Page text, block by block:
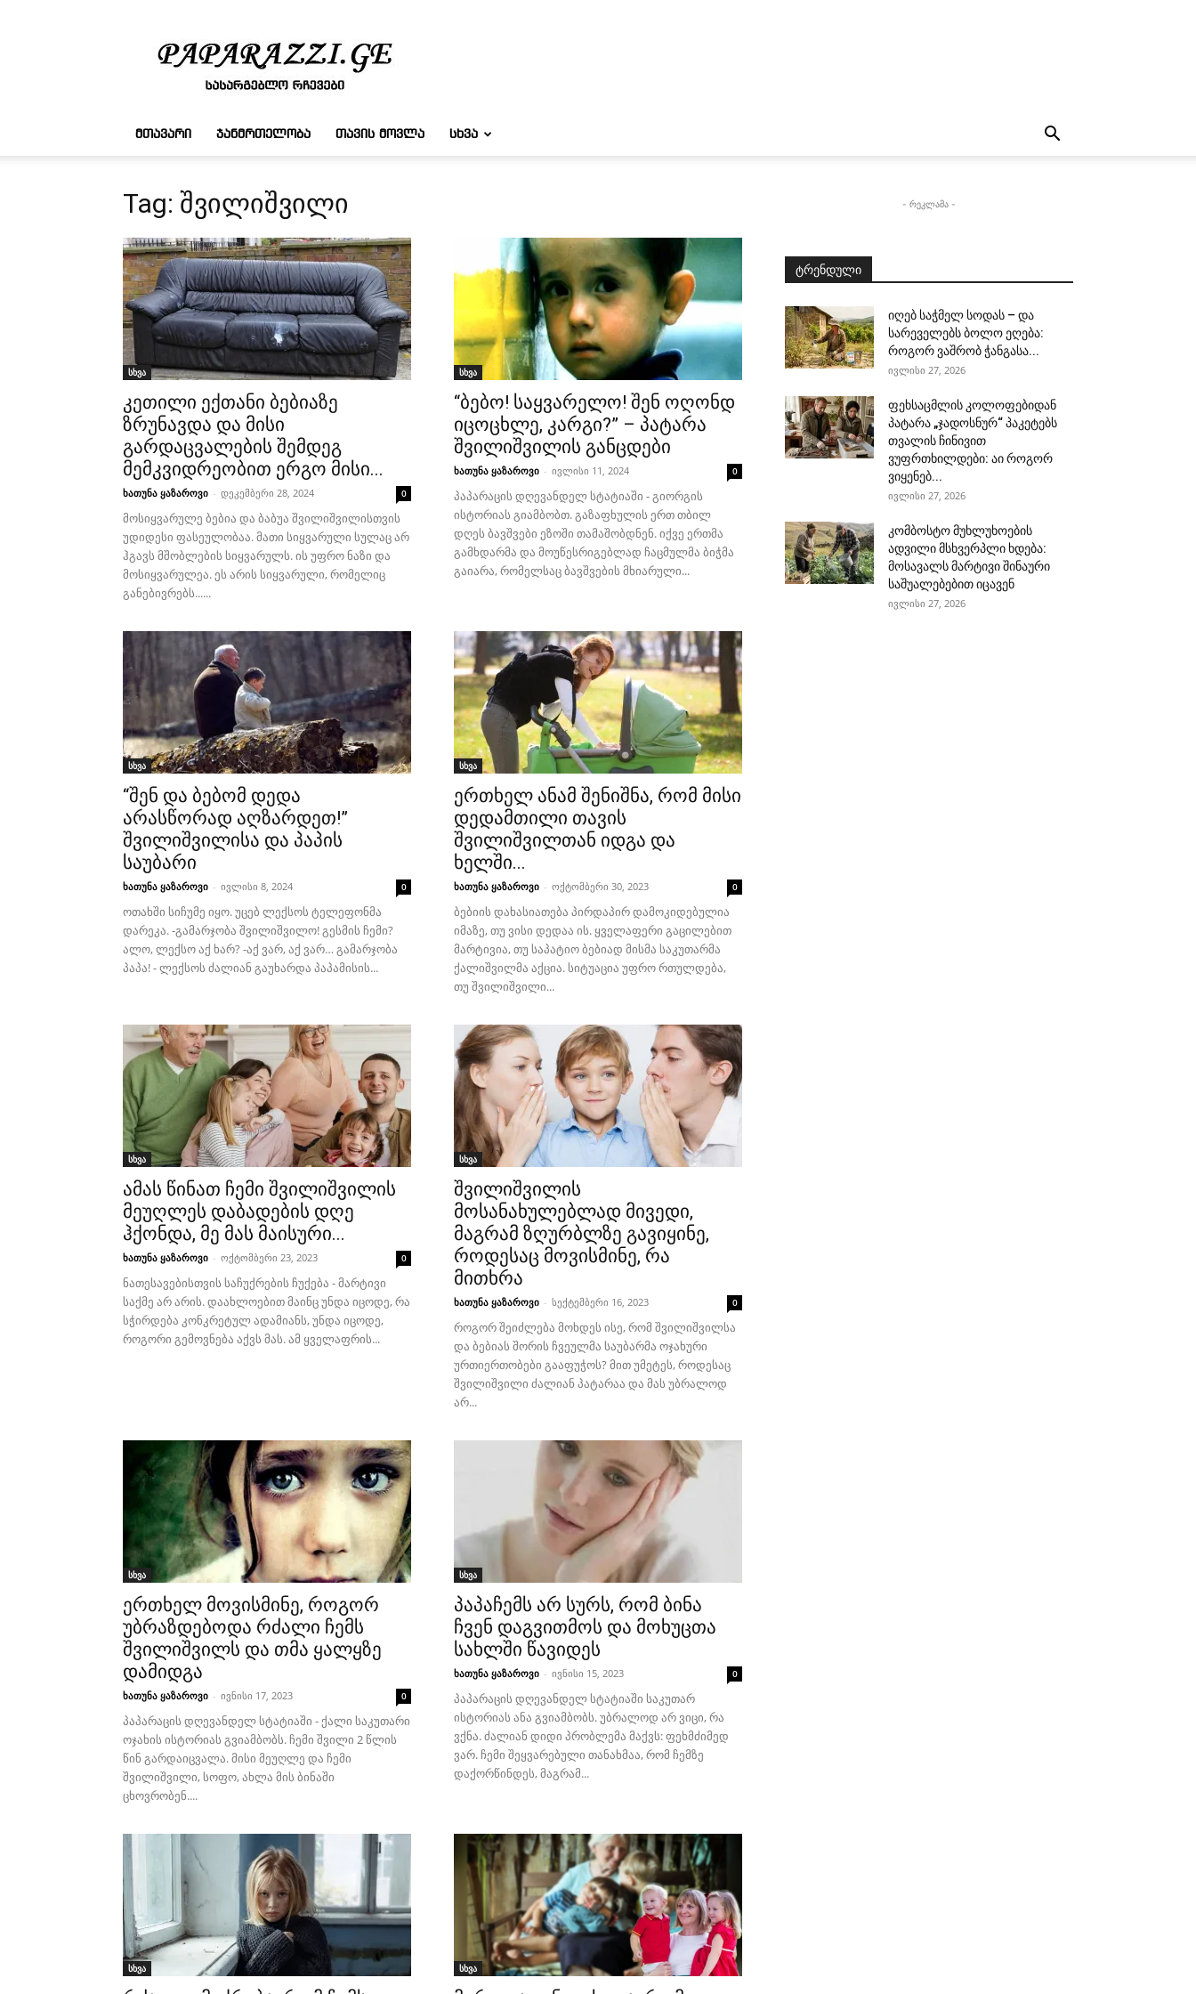
რჩევები
ᲛᲗᲐᲕᲐᲠᲘ ᲯᲐᲜᲛᲠᲗᲔᲚᲝᲑᲐ ᲗᲐᲕᲘᲡ ᲛᲝᲕᲚᲐ ᲡᲮᲕᲐ
Tag: შვილიშვილი
სხვა
კეთილი ექთანი ბებიაზე
ზრუნავდა და მისი
გარდაცვალების შემდეგ
მემკვიდრეობით ერგო მისი...
ხათუნა ყაზაროვი - დეკემბერი 28, 2024 0
მოსიყვარულე ბებია და ბაბუა შვილიშვილისთვის
უდიდესი ფასეულობაა. მათი სიყვარული სულაც არ
ჰგავს მშობლების სიყვარულს. ის უფრო ნაზი და
მოსიყვარულეა. ეს არის სიყვარული, რომელიც
განებივრებს......
სხვა
“ბებო! საყვარელო! შენ ოღონდ
იცოცხლე, კარგი?” – პატარა
შვილიშვილის განცდები
ხათუნა ყაზაროვი - ივლისი 11, 2024 0
პაპარაცის დღევანდელ სტატიაში - გიორგის
ისტორიას გიამბობთ. გაზაფხულის ერთ თბილ
დღეს ბავშვები ეზოში თამაშობდნენ. იქვე ერთმა
გამხდარმა და მოუწესრიგებლად ჩაცმულმა ბიჭმა
გაიარა, რომელსაც ბავშვების მხიარული...
სხვა
“შენ და ბებომ დედა
არასწორად აღზარდეთ!”
შვილიშვილისა და პაპის
საუბარი
ხათუნა ყაზაროვი - ივლისი 8, 2024 0
ოთახში სიჩუმე იყო. უცებ ლექსოს ტელეფონმა
დარეკა. -გამარჯობა შვილიშვილო! გესმის ჩემი?
ალო, ლექსო აქ ხარ? -აქ ვარ, აქ ვარ… გამარჯობა
პაპა! - ლექსოს ძალიან გაუხარდა პაპამისის...
სხვა
ერთხელ ანამ შენიშნა, რომ მისი
დედამთილი თავის
შვილიშვილთან იდგა და
ხელში...
ხათუნა ყაზაროვი - ოქტომბერი 30, 2023 0
ბებიის დახასიათება პირდაპირ დამოკიდებულია
იმაზე, თუ ვისი დედაა ის. ყველაფერი გაცილებით
მარტივია, თუ საპატიო ბებიად მისმა საკუთარმა
ქალიშვილმა აქცია. სიტუაცია უფრო რთულდება,
თუ შვილიშვილი...
სხვა
ამას წინათ ჩემი შვილიშვილის
მეუღლეს დაბადების დღე
ჰქონდა, მე მას მაისური...
ხათუნა ყაზაროვი - ოქტომბერი 23, 2023 0
ნათესავებისთვის საჩუქრების ჩუქება - მარტივი
საქმე არ არის. დაახლოებით მაინც უნდა იცოდე, რა
სჭირდება კონკრეტულ ადამიანს, უნდა იცოდე,
როგორი გემოვნება აქვს მას. ამ ყველაფრის...
სხვა
შვილიშვილის
მოსანახულებლად მივედი,
მაგრამ ზღურბლზე გავიყინე,
როდესაც მოვისმინე, რა
მითხრა
ხათუნა ყაზაროვი - სექტემბერი 16, 2023 0
როგორ შეიძლება მოხდეს ისე, რომ შვილიშვილსა
და ბებიას შორის ჩვეულმა საუბარმა ოჯახური
ურთიერთობები გააფუჭოს? მით უმეტეს, როდესაც
შვილიშვილი ძალიან პატარაა და მას უბრალოდ
არ...
სხვა
ერთხელ მოვისმინე, როგორ
უბრაზდებოდა რძალი ჩემს
შვილიშვილს და თმა ყალყზე
დამიდგა
ხათუნა ყაზაროვი - ივნისი 17, 2023 0
პაპარაცის დღევანდელ სტატიაში - ქალი საკუთარი
ოჯახის ისტორიას გვიამბობს. ჩემი შვილი 2 წლის
წინ გარდაიცვალა. მისი მეუღლე და ჩემი
შვილიშვილი, სოფო, ახლა მის ბინაში
ცხოვრობენ....
სხვა
პაპაჩემს არ სურს, რომ ბინა
ჩვენ დაგვითმოს და მოხუცთა
სახლში წავიდეს
ხათუნა ყაზაროვი - ივნისი 15, 2023 0
პაპარაცის დღევანდელ სტატიაში საკუთარ
ისტორიას ანა გვიამბობს. უბრალოდ არ ვიცი, რა
ვქნა. ძალიან დიდი პრობლემა მაქვს: ფეხმძიმედ
ვარ. ჩემი შეყვარებული თანახმაა, რომ ჩემზე
დაქორწინდეს, მაგრამ...
სხვა სხვა
- რეკლამა -
ტრენდული
იღებ საჭმელ სოდას – და
სარეველებს ბოლო ეღება:
როგორ ვაშრობ ჭანგასა...
ივლისი 27, 2026
ფეხსაცმლის კოლოფებიდან
პატარა „ჯადოსნურ“ პაკეტებს
თვალის ჩინივით
ვუფრთხილდები: აი როგორ
ვიყენებ...
ივლისი 27, 2026
კომბოსტო მუხლუხოების
ადვილი მსხვერპლი ხდება:
მოსავალს მარტივი შინაური
საშუალებებით იცავენ
ივლისი 27, 2026